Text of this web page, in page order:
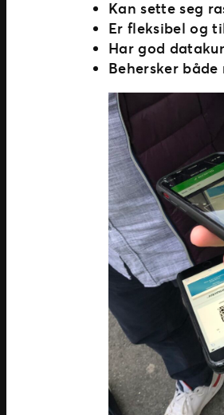
Kan sette seg
Er fleksibel og
Har god
Behersker